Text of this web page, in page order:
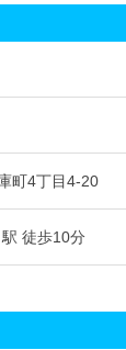
町4丁目4-20
徒歩10分